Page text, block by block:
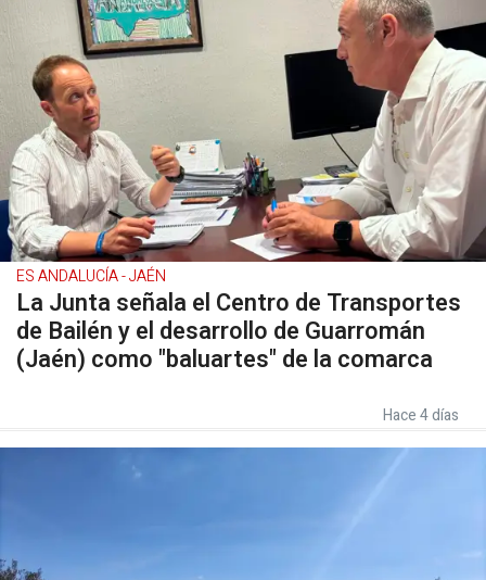
ES ANDALUCÍA - JAÉN
La Junta señala el Centro de Transportes
de Bailén y el desarrollo de Guarromán
(Jaén) como "baluartes" de la comarca
Hace 4 días